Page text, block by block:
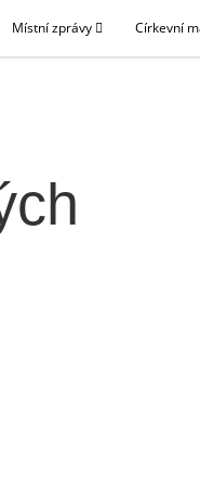
Místní zprávy Církevní